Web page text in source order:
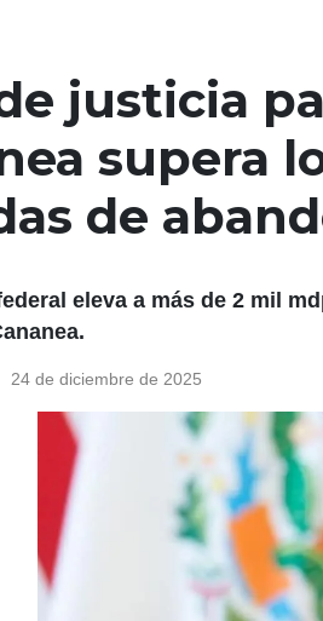
justicia
supera
de
eleva a más de 2 mil
24 de diciembre de 2025